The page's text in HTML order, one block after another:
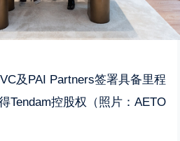
及PAI Partners签署具备里程
Tendam控股权（照片：AETO